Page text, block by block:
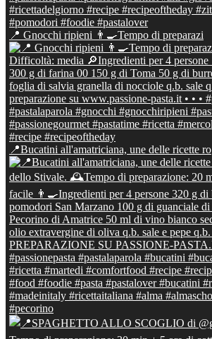
📍 Gnocchi ripieni 👨‍🍳Tempo di preparazi
📍Bucatini all'amatriciana, une delle ricette ro